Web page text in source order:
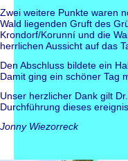
Zwei weitere Punkte waren
Wald liegenden Gruft des
Krondorf/Korunní und die
herrlichen Aussicht auf das
Den Abschluss bildete ein
Damit ging ein schöner Tag
Unser herzlicher Dank gilt
Durchführung dieses
Jonny Wiezorreck